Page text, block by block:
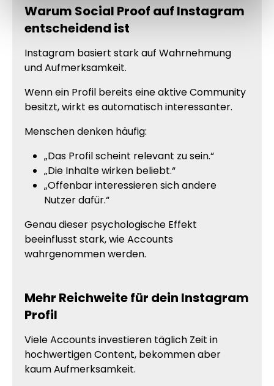
Warum Social Proof auf Instagram
entscheidend ist
Instagram basiert stark auf Wahrnehmung
und Aufmerksamkeit.
Wenn ein Profil bereits eine aktive Community
besitzt, wirkt es automatisch interessanter.
Menschen denken häufig:
„Das Profil scheint relevant zu sein.“
„Die Inhalte wirken beliebt.“
„Offenbar interessieren sich andere
Nutzer dafür.“
Genau dieser psychologische Effekt
beeinflusst stark, wie Accounts
wahrgenommen werden.
Mehr Reichweite für dein Instagram
Profil
Viele Accounts investieren täglich Zeit in
hochwertigen Content, bekommen aber
kaum Aufmerksamkeit.